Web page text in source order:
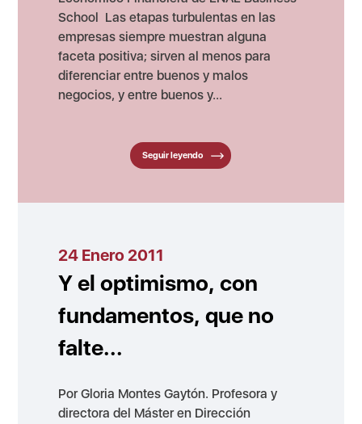
School Las etapas turbulentas en las
empresas siempre muestran alguna
faceta positiva; sirven al menos para
diferenciar entre buenos y malos
negocios, y entre buenos y...
Seguir leyendo
24 Enero 2011
Y el optimismo, con
fundamentos, que no
falte...
Por Gloria Montes Gaytón. Profesora y
directora del Máster en Dirección